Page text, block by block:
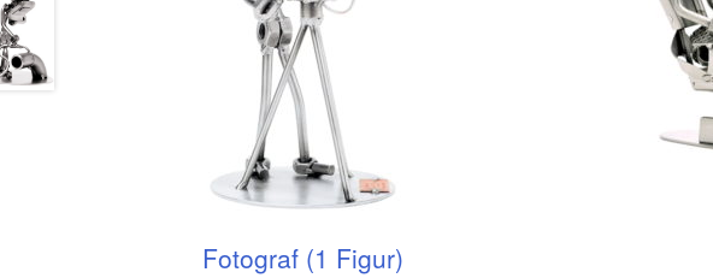
Fotograf (1 Figur)